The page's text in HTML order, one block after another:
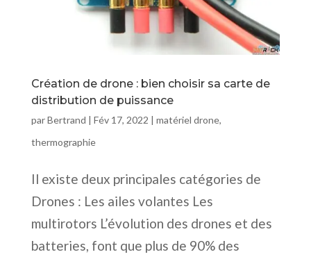
Création de drone : bien choisir sa carte de
distribution de puissance
parBertrand | Fév 17, 2022 | matériel drone,
thermographie
Il existe deux principales catégories de
Drones : Les ailes volantes Les
multirotors L’évolution des drones et des
batteries, font que plus de 90% des